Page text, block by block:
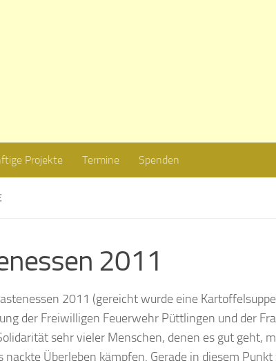
Projekte Termine Spenden
2011
2011 (gereicht wurde eine
der Freiwilligen Feuerwehr Püttlingen und der
sehr vieler Menschen, denen es gut geht,
nackte Überleben kämpfen. Gerade in diesem